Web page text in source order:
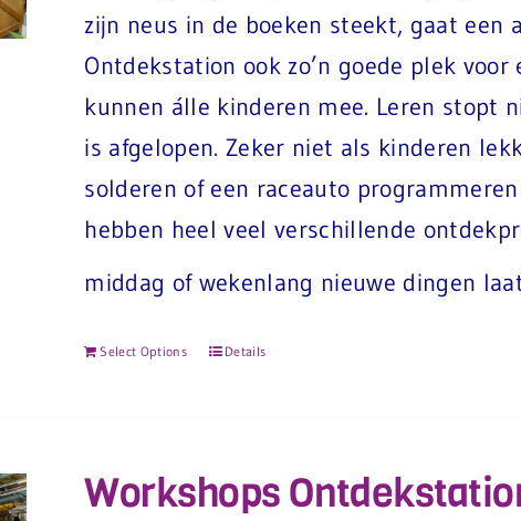
zijn neus in de boeken steekt, gaat een
Ontdekstation ook zo’n goede plek
kunnen álle kinderen mee. Leren stopt
is afgelopen. Zeker niet als kinderen
solderen of een raceauto
hebben heel veel verschillende
middag of wekenlang nieuwe dingen
Select Options Details
Workshops